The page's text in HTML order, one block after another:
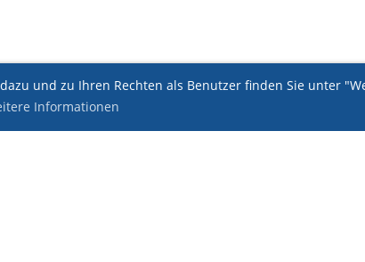
und zu Ihren Rechten als Benutzer finden Sie unter
Informationen